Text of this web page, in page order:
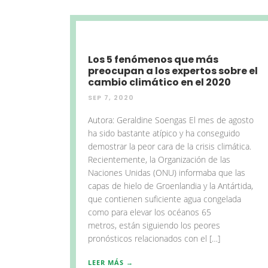
Los 5 fenómenos que más
preocupan a los expertos sobre el
cambio climático en el 2020
SEP 7, 2020
Autora: Geraldine Soengas El mes de agosto
ha sido bastante atípico y ha conseguido
demostrar la peor cara de la crisis climática.
Recientemente, la Organización de las
Naciones Unidas (ONU) informaba que las
capas de hielo de Groenlandia y la Antártida,
que contienen suficiente agua congelada
como para elevar los océanos 65
metros, están siguiendo los peores
pronósticos relacionados con el […]
LEER MÁS →